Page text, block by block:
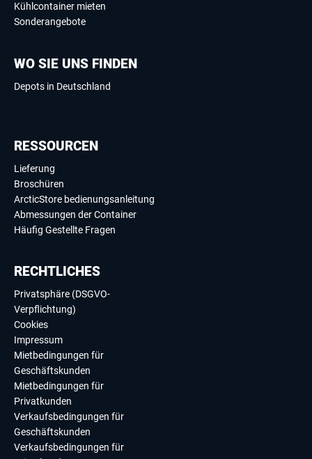
Kühlcontainer mieten
Sonderangebote
WO SIE UNS FINDEN
Depots in Deutschland
RESSOURCEN
Lieferung
Broschüren
ArcticStore bedienungsanleitung
Abmessungen der Container
Häufig Gestellte Fragen
RECHTLICHES
Privatsphäre (DSGVO-
Verpflichtung)
Cookies
Impressum
Mietbedingungen für
Geschäftskunden
Mietbedingungen für
Privatkunden
Verkaufsbedingungen für
Geschäftskunden
Verkaufsbedingungen für